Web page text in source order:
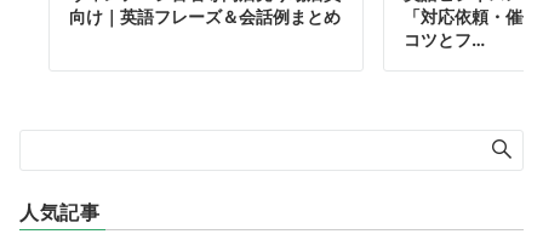
向け｜英語フレーズ＆会話例まとめ
「対応依頼・催
コツとフ…
人気記事